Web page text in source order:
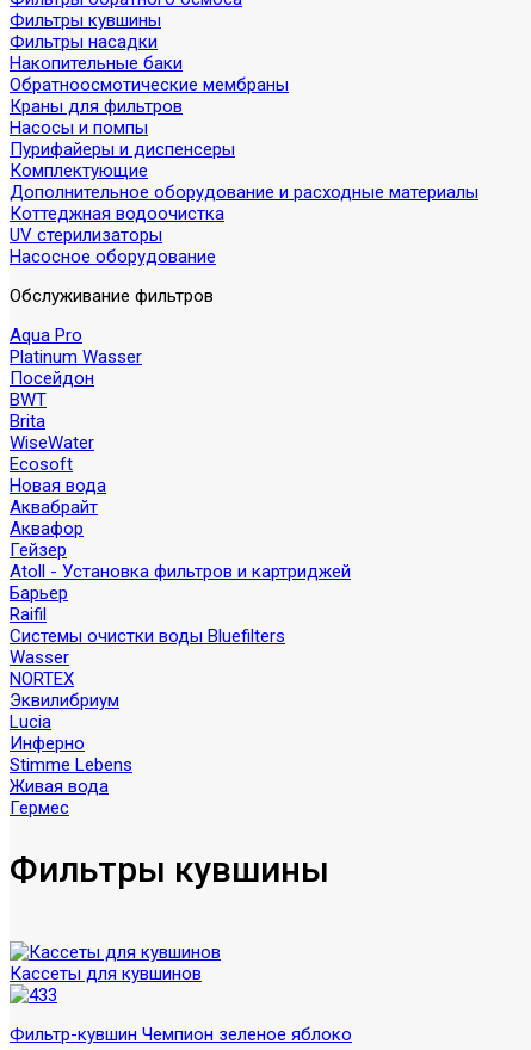
Фильтры кувшины
Фильтры насадки
Накопительные баки
Обратноосмотические мембраны
Краны для фильтров
Насосы и помпы
Пурифайеры и диспенсеры
Комплектующие
Дополнительное оборудование и расходные материалы
Коттеджная водоочистка
UV стерилизаторы
Насосное оборудование
Обслуживание фильтров
Aqua Pro
Platinum Wasser
Посейдон
BWT
Brita
WiseWater
Ecosoft
Новая вода
Аквабрайт
Аквафор
Гейзер
Atoll - Установка фильтров и картриджей
Барьер
Raifil
Системы очистки воды Bluefilters
Wasser
NORTEX
Эквилибриум
Lucia
Инферно
Stimme Lebens
Живая вода
Гермес
Фильтры кувшины
Кассеты для кувшинов
Фильтр-кувшин Чемпион зеленое яблоко